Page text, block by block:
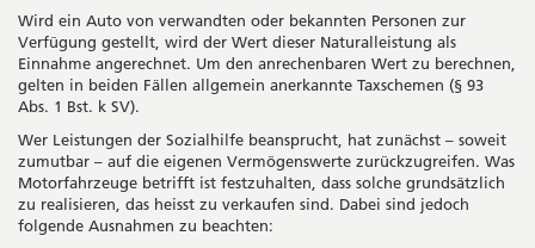
Wird ein Auto von verwandten oder bekannten Personen zur
Verfügung gestellt, wird der Wert dieser Naturalleistung als
Einnahme angerechnet. Um den anrechenbaren Wert zu berechnen,
gelten in beiden Fällen allgemein anerkannte Taxschemen (§ 93
Abs. 1 Bst. k SV).
Wer Leistungen der Sozialhilfe beansprucht, hat zunächst – soweit
zumutbar – auf die eigenen Vermögenswerte zurückzugreifen. Was
Motor­fahrzeuge betrifft ist festzuhalten, dass solche grundsätzlich
zu realisieren, das heisst zu verkaufen sind. Dabei sind jedoch
folgende Ausnahmen zu beachten: